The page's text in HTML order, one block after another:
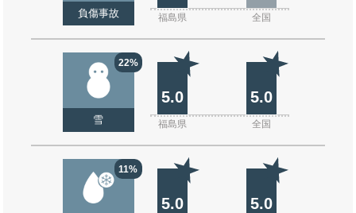
負傷事故 福島県 全国
22%
雪
5.0 5.0
福島県 全国
11%
5.0 5.0